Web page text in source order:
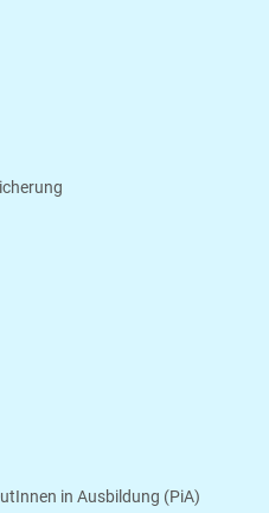
in Ausbildung (PiA)